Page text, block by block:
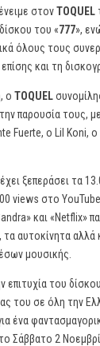
στονTOQUEL
του «777»,
όλους τους
και τη
ο TOQUEL
παρουσία τους,
Fuerte, ο Lil Koni,
ξεπεράσει τα
views στο
και «Netflix»
αυτοκίνητα αλλά
μουσικής.
επιτυχία του
του σε όλη την
ένα
Σάββατο 2